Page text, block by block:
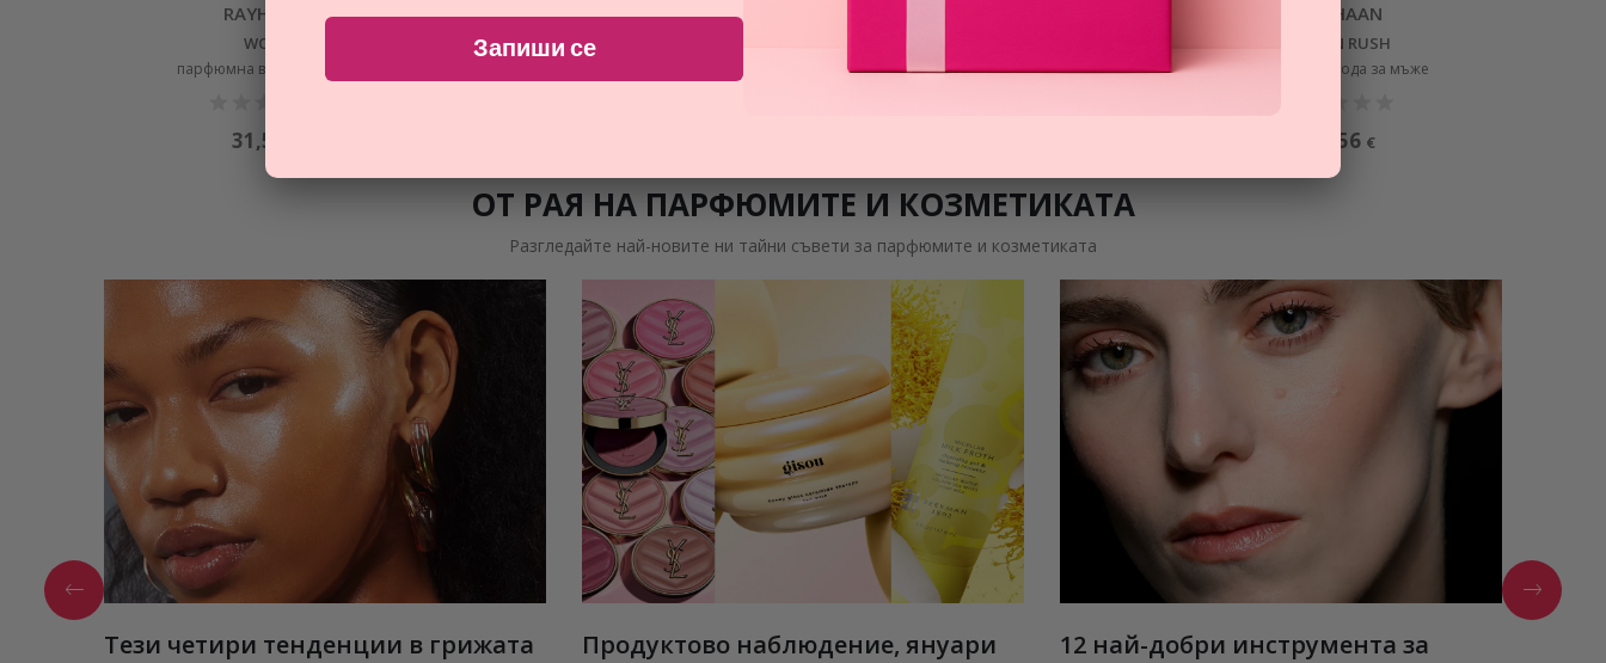
RAYHAAN
WOLF
парфюмна вода за мъже
31,57
RAYHAAN
TIGER CAL COLOGNE EDITION
парфюмна вода за мъже
RAYHAAN
OCEAN RUSH
парфюмна вода за мъже
25,56 €
ОТ РАЯ НА ПАРФЮМИТЕ И КОЗМЕТИКАТА
Разгледайте най-новите ни тайни съвети за парфюмите и козметиката
Тези четири тенденции в грижата
Продуктово наблюдение, януари
12 най-добри инструмента за
Запиши се